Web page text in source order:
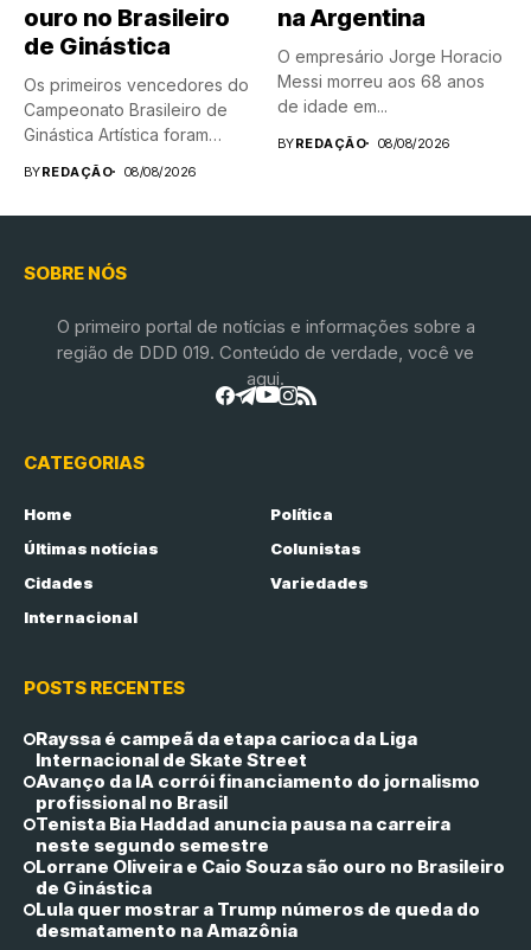
ouro no Brasileiro
de Ginástica
Os primeiros vencedores do
Campeonato Brasileiro de
Ginástica Artística foram
BYREDAÇÃO 08/08/2026
na Argentina
O empresário Jorge Horacio
Messi morreu aos 68 anos
de idade em...
BYREDAÇÃO 08/08/2026
SOBRE NÓS
O primeiro portal de notícias e informações sobre a
região de DDD 019. Conteúdo de verdade, você ve
aqui.
CATEGORIAS
Home
Política
Últimas notícias
Colunistas
Cidades
Variedades
Internacional
POSTS RECENTES
Rayssa é campeã da etapa carioca da Liga
Internacional de Skate Street
Avanço da IA corrói financiamento do jornalismo
profissional no Brasil
Tenista Bia Haddad anuncia pausa na carreira
neste segundo semestre
Lorrane Oliveira e Caio Souza são ouro no Brasileiro
de Ginástica
Lula quer mostrar a Trump números de queda do
desmatamento na Amazônia